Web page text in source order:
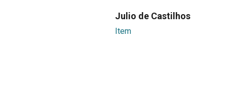
Julio de Castilhos
Item